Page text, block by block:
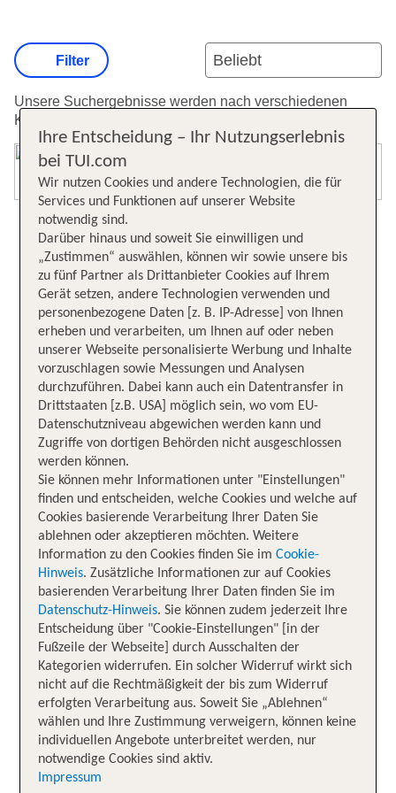
Unsere Suchergebnisse werden nach verschiedenen
Kriterien sortiert.
Filter
Ihre Entscheidung – Ihr Nutzungserlebnis
bei TUI.com
Wir nutzen Cookies und andere Technologien, die für
Services und Funktionen auf unserer Website
notwendig sind.
Darüber hinaus und soweit Sie einwilligen und
„Zustimmen“ auswählen, können wir sowie unsere bis
zu fünf Partner als Drittanbieter Cookies auf Ihrem
Gerät setzen, andere Technologien verwenden und
personenbezogene Daten [z. B. IP-Adresse] von Ihnen
erheben und verarbeiten, um Ihnen auf oder neben
unserer Webseite personalisierte Werbung und Inhalte
vorzuschlagen sowie Messungen und Analysen
durchzuführen. Dabei kann auch ein Datentransfer in
Drittstaaten [z.B. USA] möglich sein, wo vom EU-
Datenschutzniveau abgewichen werden kann und
Zugriffe von dortigen Behörden nicht ausgeschlossen
werden können.
Sie können mehr Informationen unter "Einstellungen"
finden und entscheiden, welche Cookies und welche auf
Cookies basierende Verarbeitung Ihrer Daten Sie
ablehnen oder akzeptieren möchten. Weitere
Information zu den Cookies finden Sie im Cookie-
Hinweis. Zusätzliche Informationen zur auf Cookies
basierenden Verarbeitung Ihrer Daten finden Sie im
Datenschutz-Hinweis. Sie können zudem jederzeit Ihre
Entscheidung über "Cookie-Einstellungen" [in der
Fußzeile der Webseite] durch Ausschalten der
Kategorien widerrufen. Ein solcher Widerruf wirkt sich
nicht auf die Rechtmäßigkeit der bis zum Widerruf
erfolgten Verarbeitung aus. Soweit Sie „Ablehnen“
wählen und Ihre Zustimmung verweigern, können keine
individuellen Angebote unterbreitet werden, nur
notwendige Cookies sind aktiv.
Impressum